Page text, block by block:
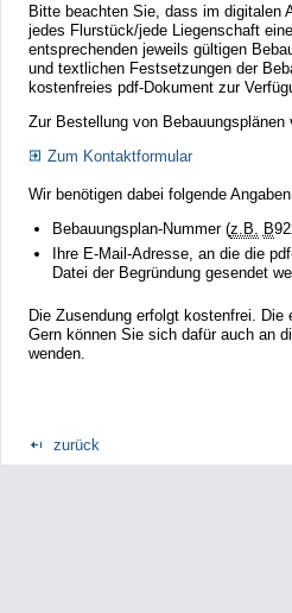
Bitte beachten Sie, dass im digitalen
jedes Flurstück/jede Liegenschaft
entsprechenden jeweils gültigen
und textlichen Festsetzungen der
kostenfreies pdf-Dokument zur
Zur Bestellung von
Zum Kontaktformular
Wir benötigen dabei folgende
Bebauungsplan-Nummer (z.B. B
Ihre E-Mail-Adresse, an die die
Datei der Begründung gesendet
Die Zusendung erfolgt kostenfrei.
Gern können Sie sich dafür auch an
wenden.
zurück